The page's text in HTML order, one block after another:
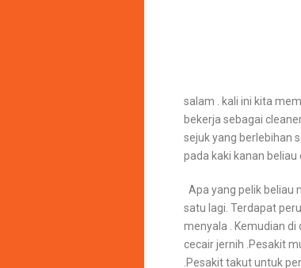
salam . kali ini kita
bekerja sebagai
sejuk yang berlebihan
pada kaki kanan beliau
Apa yang pelik beliau
satu lagi. Terdapat
menyala . Kemudian
cecair jernih .Pesakit
.Pesakit takut untuk